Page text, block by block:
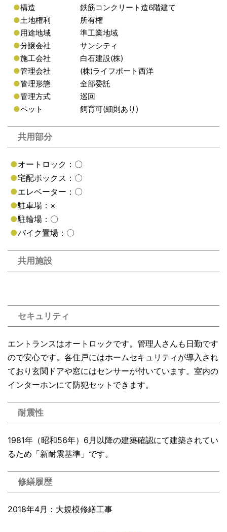
●構造
鉄筋コンクリート造6階建て
●土地権利
所有権
●用途地域
準工業地域
●分譲会社
サンシティ
●施工会社
白石建設(株)
●管理会社
(株)ライフポート西洋
●管理形態
全部委託
●管理方式
巡回
●ペット 飼育可(細則あり)
共用部分
●オートロック：〇
●宅配ボックス：〇
●エレベーター：〇
●駐車場：×
●駐輪場：〇
●バイク置場：〇
共用施設
セキュリティ
エントランスはオートロックです。管理人さんも日勤です
ので安心です。各住戸にはホームセキュリティが導入され
ており玄関ドアや窓にはセンサーが付いています。室内の
インターホンにて防犯セットできます。
耐震性
1981年（昭和56年）6月以降の建築確認にて建築されてい
るため「新耐震基準」です。
修繕履歴
2018年4月：大規模修繕工事